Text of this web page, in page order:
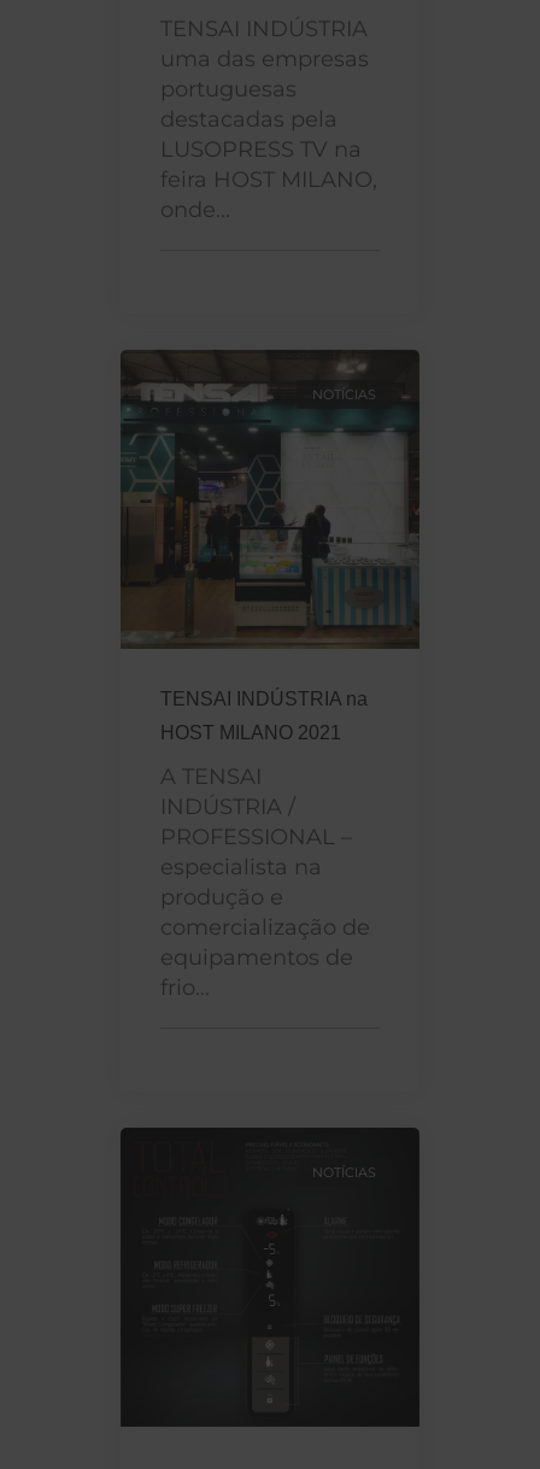
TENSAI INDÚSTRIA
uma das empresas
portuguesas
destacadas pela
LUSOPRESS TV na
feira HOST MILANO,
onde...
NOTÍCIAS
TENSAI INDÚSTRIA na
HOST MILANO 2021
A TENSAI
INDÚSTRIA /
PROFESSIONAL –
especialista na
produção e
comercialização de
equipamentos de
frio...
NOTÍCIAS